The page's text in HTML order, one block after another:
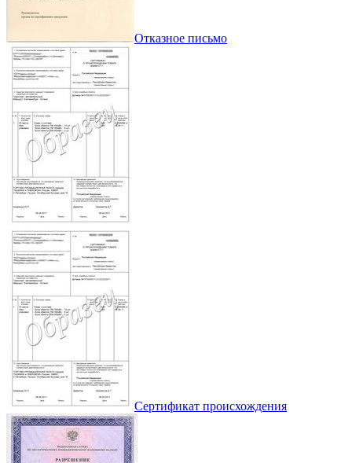
Отказное письмо
Сертификат происхождения